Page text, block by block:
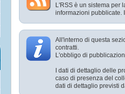
L'RSS è un sistema per
informazioni pubblicate.
All'interno di questa
contratti.
L'obbligo di
I dati di dettaglio delle
caso di presenza del
dati di dettaglio previsti